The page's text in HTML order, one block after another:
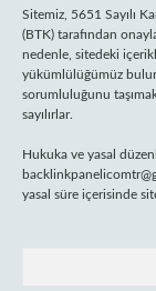
Sitemiz, 5651 Sayılı
(BTK) tarafından
nedenle, sitedeki
yükümlülüğümüz
sorumluluğunu
sayılırlar.
Hukuka ve yasal
yasal süre içerisinde